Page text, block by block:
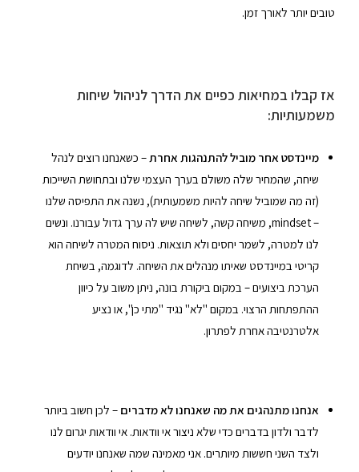
טובים יותר לאורך זמן.
אז קבלו במחיאות כפיים את הדרך לניהול שיחות
משמעותיות:
מיינדסט אחר מוביל להתנהגות אחרת– כשאנחנו רוצים לנהל
שיחה, שהמחיר שלה משולם בערך העצמי שלנו ובתחושת השייכות
(זה מה שמוביל שיחה להיות משמעותית), נשנה את התפיסה שלנו
– mindset, משיחה קשה, לשיחה שיש לה ערך גדול עבורנו. ונשים
לנו למטרה, לשמר יחסים ולא תוצאות. ניסוח המטרה לשיחה הוא
קריטי במיינדסט שאיתו מנהלים את השיחה. לדוגמה, בשיחת
הערכת ביצועים – במקום ביקורת בונה, ניתן משוב על כיוון
ההתפתחות הרצוי. במקום "לא" נגיד "מתי כן", או נציע
אלטרנטיבה אחרת לפתרון.
אנחנו מתנהגים את מה שאנחנו לא מדברים – לכן חשוב ביותר
לדבר ולדון בדברים כדי שלא ניצור אי וודאות. אי וודאות יגרום לנו
ולצד השני חששות מיותרים. אני מאמינה שמה שאנחנו יודעים